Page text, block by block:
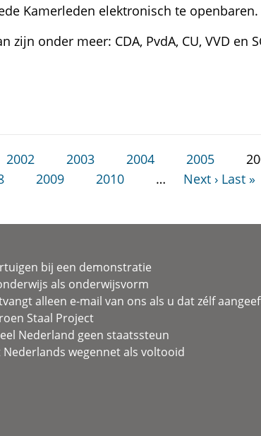
Kamerleden elektronisch te openbaren.
zijn onder meer: CDA, PvdA, CU, VVD en
2002 2003 2004 2005
2009 2010 … Next › Last »
bij een demonstratie
als onderwijsvorm
alleen e-mail van ons als u dat zélf
Staal Project
Nederland geen staatssteun
Nederlands wegennet als voltooid